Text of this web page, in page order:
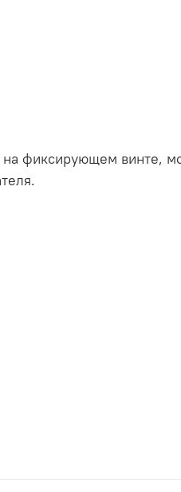
на фиксирующем винте,